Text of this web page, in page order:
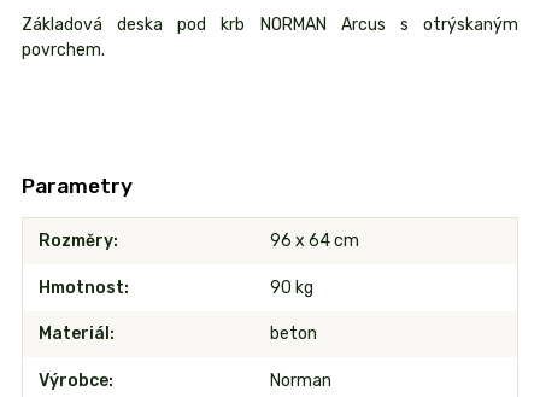
Základová deska pod krb NORMAN Arcus s otrýskaným
povrchem.
Parametry
Rozměry 96 x 64 cm
Hmotnost 90 kg
Materiál beton
Výrobce Norman